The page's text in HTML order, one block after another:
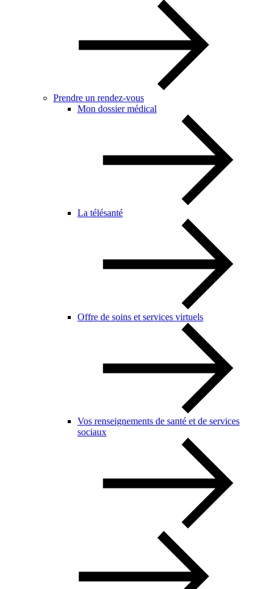
Prendre un rendez-vous
Mon dossier médical
La télésanté
Offre de soins et services virtuels
Vos renseignements de santé et de services
sociaux